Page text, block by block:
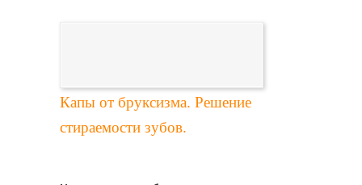
Капы от бруксизма. Решение
стираемости зубов.